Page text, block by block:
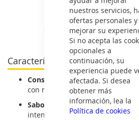
nuestros servicios,
ofertas personales y
mejorar su
Si no acepta las
opcionales a
continuación, su
experiencia puede
afectada. Si desea
obtener más
información, lea la
Política de cookies
VER DETALLE
Ver todas las cafeteras
Características de la cafetera
Construcción resistente:
con materiales duraderos y
Sabor tradicional:preparación
intenso, con cuerpo y aroma.